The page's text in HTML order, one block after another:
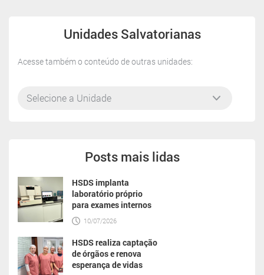
Unidades Salvatorianas
Acesse também o conteúdo de outras unidades:
Posts mais lidas
HSDS implanta
laboratório próprio
para exames internos
10/07/2026
HSDS realiza captação
de órgãos e renova
esperança de vidas